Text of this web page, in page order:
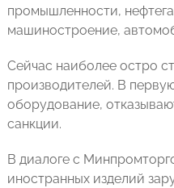
промышленности,
машиностроение,
Сейчас наиболее остро
производителей. В
оборудование,
санкции.
В диалоге с
иностранных изделий